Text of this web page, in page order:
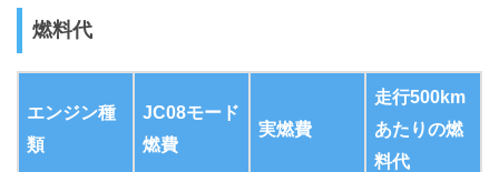
燃料代
エンジン種
類
JC08モード
燃費
実燃費
走行500km
あたりの燃
料代